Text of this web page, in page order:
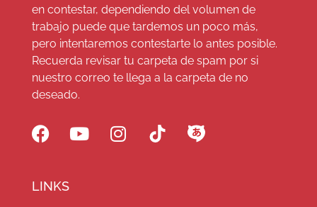
en contestar, dependiendo del volumen de
trabajo puede que tardemos un poco más,
pero intentaremos contestarte lo antes posible.
Recuerda revisar tu carpeta de spam por si
nuestro correo te llega a la carpeta de no
deseado.
LINKS